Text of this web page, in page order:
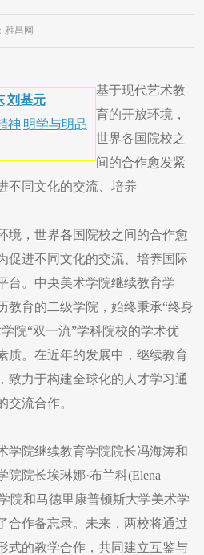
雅昌网
|刘基元
神|明学与明品
基于现代艺术教
育的开放环境，
世界各国院校之
间的合作愈发紧
不同文化的交流、培养
境，世界各国院校之间的合作愈
促进不同文化的交流、培养国际
台。中央美术学院继续教育学
教育的二级学院，始终秉承“终身
院“双一流”学科院校的学术优
质。在近年的发展中，继续教育
致力于构建全球化的人才学习通
交流合作。
学院继续教育学院院长冯海涛和
院长埃琳娜·布兰科(Elena
院和马德里康普顿斯大学美术学
合作备忘录。未来，两校将通过
式的教学合作，共同建立互鉴与